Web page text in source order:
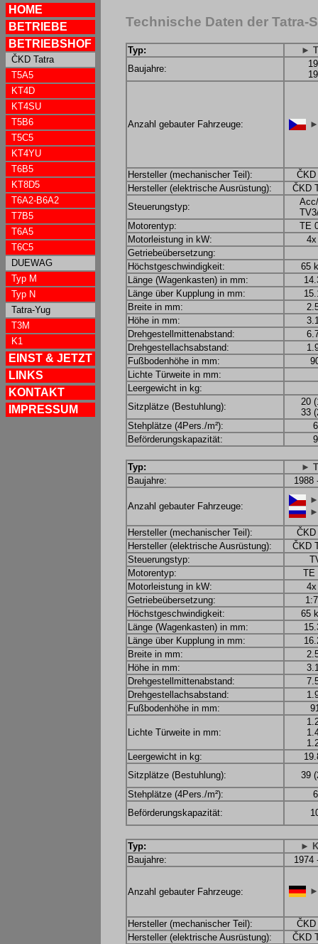
HOME
BETRIEBE
BETRIEBSHOF
ČKD Tatra
T5A5
KT4D
KT4SU
T5B6
T5C5
KT4YU
T6B5
KT8D5
T6A2-B6A2
T7B5
T6A5
T6C5
DUEWAG
Typ M
Typ N
Tatra-Yug
T3M
K1
EINST & JETZT
LINKS
KONTAKT
IMPRESSUM
Technische Daten der Tatra-
Typ:
►
Baujahre:
Anzahl gebauter Fahrzeuge:
Hersteller (mechanischer Teil):
ČKD
Hersteller (elektrische Ausrüstung):
ČKD
Steuerungstyp:
Motorentyp:
TE
Motorleistung in kW:
4x
Getriebeübersetzung:
Höchstgeschwindigkeit:
65
Länge (Wagenkasten) in mm:
Länge über Kupplung in mm:
Breite in mm:
Höhe in mm:
Drehgestellmittenabstand:
Drehgestellachsabstand:
Fußbodenhöhe in mm:
Lichte Türweite in mm:
Leergewicht in kg:
Sitzplätze (Bestuhlung):
20
33
Stehplätze (4Pers./m²):
Beförderungskapazität:
Typ:
►
Baujahre:
1988
Anzahl gebauter Fahrzeuge:
Hersteller (mechanischer Teil):
ČKD
Hersteller (elektrische Ausrüstung):
ČKD
Steuerungstyp:
Motorentyp:
TE
Motorleistung in kW:
4x
Getriebeübersetzung:
Höchstgeschwindigkeit:
65
Länge (Wagenkasten) in mm:
Länge über Kupplung in mm:
Breite in mm:
Höhe in mm:
Drehgestellmittenabstand:
Drehgestellachsabstand:
Fußbodenhöhe in mm:
Lichte Türweite in mm:
Leergewicht in kg:
Sitzplätze (Bestuhlung):
39
Stehplätze (4Pers./m²):
Beförderungskapazität:
Typ:
►
Baujahre:
1974
Anzahl gebauter Fahrzeuge:
Hersteller (mechanischer Teil):
ČKD
Hersteller (elektrische Ausrüstung):
ČKD